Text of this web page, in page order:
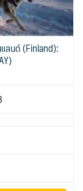
ลนด์ (Finland):